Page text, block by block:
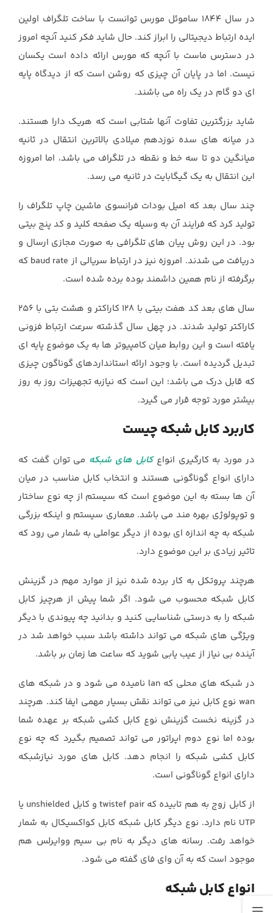
در سال 1844 ساموئل مورس توانست با ساخت تلگراف اولین
ایده ارتباط دیجیتالی را ابراز کند. حال شاید فکر کنید آنچه امروز
در دسترس ماست با آنچه که مورس ارائه داده است یکسان
نیست. اما در پایان آن چیزی که روشن است که از دیدگاه پایه
ای دو گام در یک راه می باشند.
شاید بزرگترین تفاوت آنها شتابی است که هریک دارا هستند.
در میانه های سده نوزدهم میلادی بالاترین انتقال در ثانیه
میانگین دو تا سه خط و نقطه در تلگراف می باشد، اما امروزه
این انتقال به یک گیگابایت در ثانیه می رسد.
چند سال بعد که امیل بودات فرانسوی ماشین چاپ تلگراف را
تولید کرد که فرایند آن به وسیله یک صفحه کلید و کد پنج بیتی
بود. در این روش پیان های تلگرافی به صورت مجازی ارسال و
دریافت می شدند. امروزه نیز در ارتباط سریالی از baud rate که
برگرفته از نام همین داشمند بوده برده شده است.
سال های بعد کد هفت بیتی با 128 کاراکتر و هشت بتی با 256
کاراکتر تولید شدند. در چهل سال گذشته سرعت ارتباط فزونی
یافته است و این روابط میان کامپیوتر ها به یک موضوع پایه ای
تبدیل گردیده است. با وجود ارائه استانداردهای گوناگون چیزی
که قابل درک می باشد؛ این است که نیازبه تجهیزات روز به روز
بیشتر مورد توجه قرار می گیرد.
کاربرد کابل شبکه چیست
در مورد به کارگیری انواعکابل های شبکه می توان گفت که
دارای انواع گوناگونی هستند و انتخاب کابل مناسب در میان
آن ها بسته به این موضوع است که سیستم از چه نوع ساختار
و توپولوژی بهره مند می باشد. معماری سیستم و اینکه بزرگی
شبکه به چه اندازه ای بوده از دیگر عواملی به شمار می رود که
تاثیر زیادی بر این موضوع دارد.
هرچند پروتکل به کار برده شده نیز از موارد مهم در گزینش
کابل شبکه محسوب می شود. اگر شما پیش از هرچیز کابل
شبکه را به درستی شناسایی کنید و بدانید چه پیوندی با دیگر
ویژگی های شبکه می تواند داشته باشد سبب خواهد شد در
آینده بی نیاز از عیب یابی شوید که ساعت ها زمان بر باشد.
در شبکه های محلی که lan نامیده می شود و در شبکه های
wan نوع کابل نیز می تواند نقش بسیار مهمی ایفا کند. هرچند
در گزینه نخست گزینش نوع کابل کشی شبکه بر عهده شما
بوده اما نوع دوم اپراتور می تواند تصمیم بگیرد که چه نوع
کابل کشی شبکه را انجام دهد. کابل های مورد نیازشبکه
دارای انواع گوناگونی است.
از کابل زوج به هم تابیده که twistef pair و کابل unshielded یا
UTP نام دارد. نوع دیگر کابل شبکه کابل کواکسیکال به شمار
خواهد رفت. رسانه های دیگر به نام بی سیم ووایرلس هم
موجود است که به آن وای فای گفته می شود.
انواع کابل شبکه